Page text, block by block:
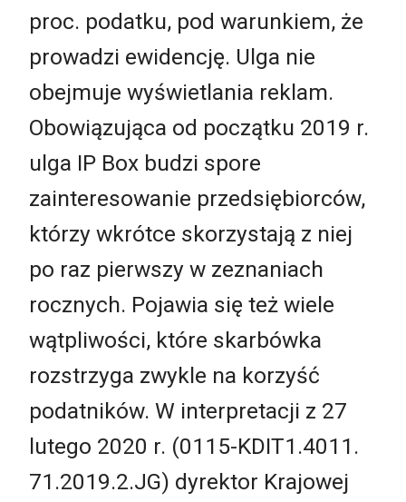
proc. podatku, pod warunkiem, że
prowadzi ewidencję. Ulga nie
obejmuje wyświetlania reklam.
Obowiązująca od początku 2019 r.
ulga IP Box budzi spore
zainteresowanie przedsiębiorców,
którzy wkrótce skorzystają z niej
po raz pierwszy w zeznaniach
rocznych. Pojawia się też wiele
wątpliwości, które skarbówka
rozstrzyga zwykle na korzyść
podatników. W interpretacji z 27
lutego 2020 r. (0115-KDIT1.4011.
71.2019.2.JG) dyrektor Krajowej